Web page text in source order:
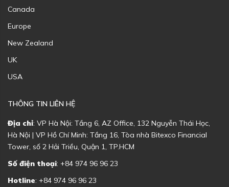
Canada
Europe
New Zealand
UK
USA
THÔNG TIN LIÊN HỆ
Địa chỉ: VP Hà Nội: Tầng 6, AZ Office, 132 Nguyễn Thái Học,
Hà Nội | VP Hồ Chí Minh: Tầng 16, Tòa nhà Bitexco Financial
Tower, số 2 Hải Triều, Quận 1, TP.HCM
Số điện thoại: +84 974 96 96 23
Hotline: +84 974 96 96 23